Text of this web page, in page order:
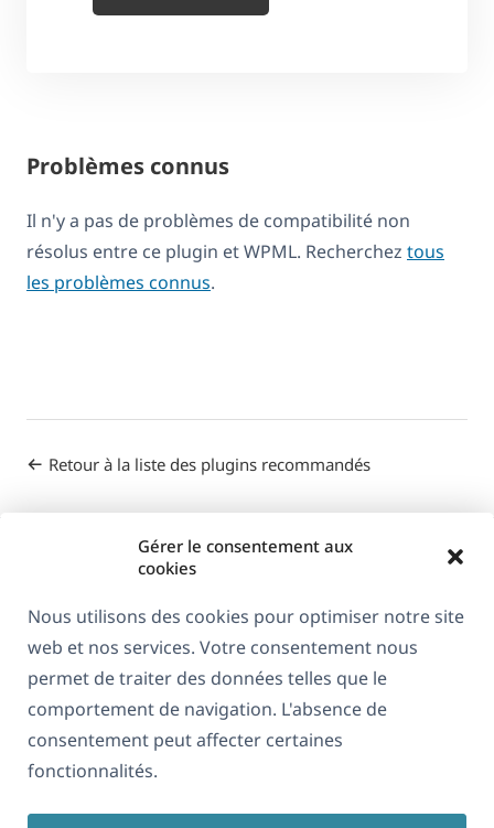
Gérer le consentement aux
cookies
Nous utilisons des cookies pour optimiser notre site
web et nos services. Votre consentement nous
permet de traiter des données telles que le
comportement de navigation. L'absence de
consentement peut affecter certaines
fonctionnalités.
Problèmes connus
Il n'y a pas de problèmes de compatibilité non
résolus entre ce plugin et WPML. Recherchez tous
les problèmes connus.
Retour à la liste des plugins recommandés
RGPD & Politique de confidentialité
Rejoignez notre équipe
dans dans dans